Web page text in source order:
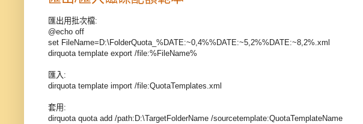
匯出用批次檔:
@echo off
set FileName=D:\FolderQuota_%DATE:~0,4%%DATE:~5,2%%DATE:~8,2%.xml
dirquota template export /file:%FileName%
匯入:
dirquota template import /file:QuotaTemplates.xml
套用:
dirquota quota add /path:D:\TargetFolderName /sourcetemplate:QuotaTemplateName